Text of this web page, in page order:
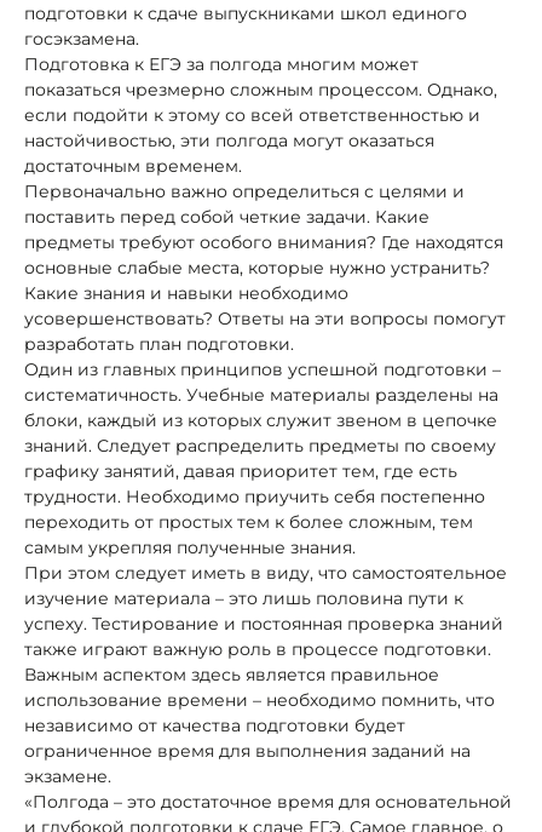
подготовки к сдаче выпускниками школ единого
госэкзамена.
Подготовка к ЕГЭ за полгода многим может
показаться чрезмерно сложным процессом. Однако,
если подойти к этому со всей ответственностью и
настойчивостью, эти полгода могут оказаться
достаточным временем.
Первоначально важно определиться с целями и
поставить перед собой четкие задачи. Какие
предметы требуют особого внимания? Где находятся
основные слабые места, которые нужно устранить?
Какие знания и навыки необходимо
усовершенствовать? Ответы на эти вопросы помогут
разработать план подготовки.
Один из главных принципов успешной подготовки –
систематичность. Учебные материалы разделены на
блоки, каждый из которых служит звеном в цепочке
знаний. Следует распределить предметы по своему
графику занятий, давая приоритет тем, где есть
трудности. Необходимо приучить себя постепенно
переходить от простых тем к более сложным, тем
самым укрепляя полученные знания.
При этом следует иметь в виду, что самостоятельное
изучение материала – это лишь половина пути к
успеху. Тестирование и постоянная проверка знаний
также играют важную роль в процессе подготовки.
Важным аспектом здесь является правильное
использование времени – необходимо помнить, что
независимо от качества подготовки будет
ограниченное время для выполнения заданий на
экзамене.
«Полгода – это достаточное время для основательной
и глубокой подготовки к сдаче ЕГЭ. Самое главное, о